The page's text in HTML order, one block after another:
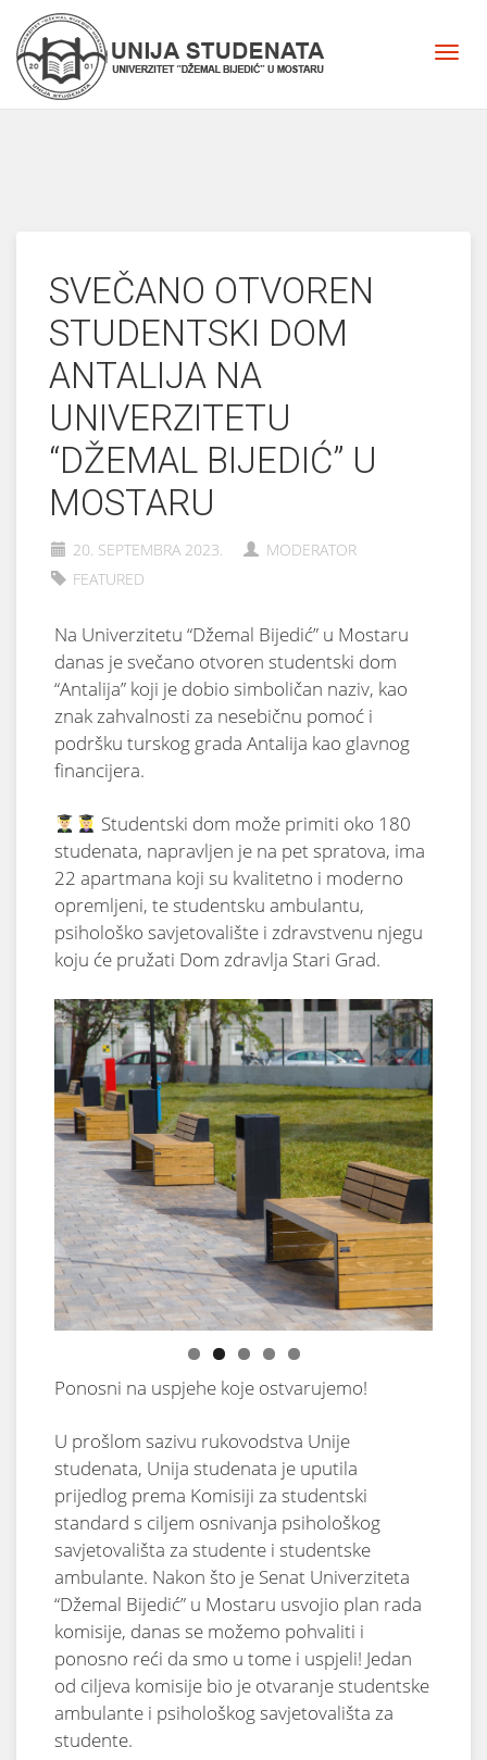
SVEČANO OTVOREN
STUDENTSKI DOM
ANTALIJA NA
UNIVERZITETU
“DŽEMAL BIJEDIĆ” U
MOSTARU
20. SEPTEMBRA 2023.
MODERATOR
FEATURED
Na Univerzitetu “Džemal Bijedić” u Mostaru
danas je svečano otvoren studentski dom
“Antalija” koji je dobio simboličan naziv, kao
znak zahvalnosti za nesebičnu pomoć i
podršku turskog grada Antalija kao glavnog
financijera.
Studentski dom može primiti oko 180
studenata, napravljen je na pet spratova, ima
22 apartmana koji su kvalitetno i moderno
opremljeni, te studentsku ambulantu,
psihološko savjetovalište i zdravstvenu njegu
koju će pružati Dom zdravlja Stari Grad.
Ponosni na uspjehe koje ostvarujemo!
U prošlom sazivu rukovodstva Unije
studenata, Unija studenata je uputila
prijedlog prema Komisiji za studentski
standard s ciljem osnivanja psihološkog
savjetovališta za studente i studentske
ambulante. Nakon što je Senat Univerziteta
“Džemal Bijedić” u Mostaru usvojio plan rada
komisije, danas se možemo pohvaliti i
ponosno reći da smo u tome i uspjeli! Jedan
od ciljeva komisije bio je otvaranje studentske
ambulante i psihološkog savjetovališta za
studente.